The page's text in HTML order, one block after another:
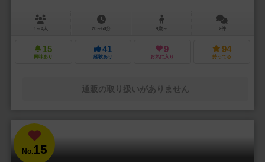
1～4人 20～60分 9歳～ 2件
15
興味あり
41
経験あり
9
お気に入り
94
持ってる
通販の取り扱いがありません
No.15